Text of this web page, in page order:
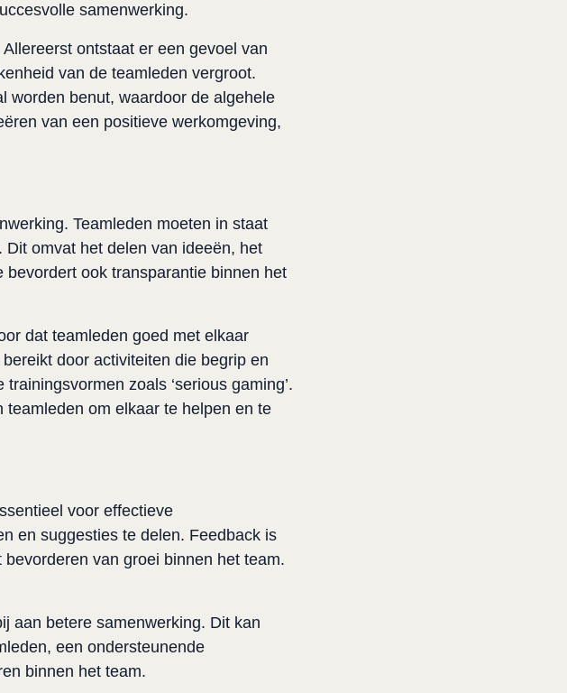
samenwerking.
ontstaat er een gevoel van
van de teamleden vergroot.
worden benut, waardoor de algehele
van een positieve werkomgeving,
Teamleden moeten in staat
omvat het delen van ideeën, het
ook transparantie binnen het
dat teamleden goed met elkaar
door activiteiten die begrip en
zoals ‘serious gaming’.
om elkaar te helpen en te
voor effectieve
en suggesties te delen. Feedback is
van groei binnen het team.
aan betere samenwerking. Dit kan
een ondersteunende
binnen het team.